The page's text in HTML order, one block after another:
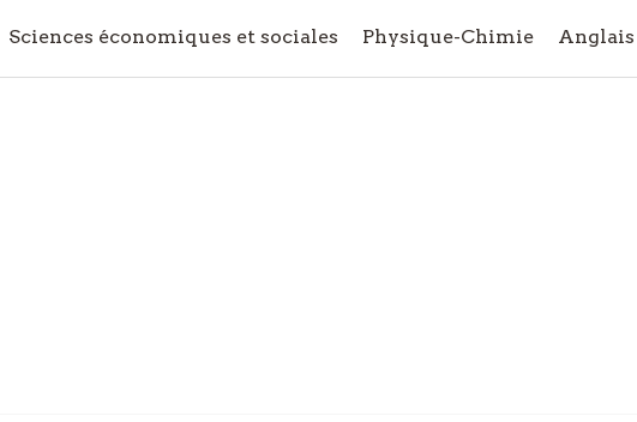
Sciences économiques et sociales Physique-Chimie Anglais